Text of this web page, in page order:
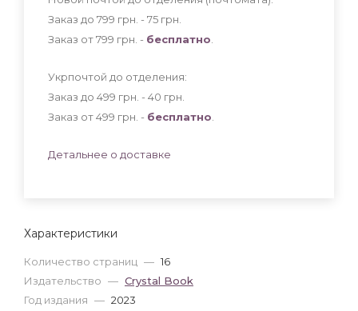
Характеристики
Количество страниц — 16
Издательство — Crystal Book
Год издания — 2023
Заказ до 799 грн. - 75 грн
Заказ от 799 грн. - бесплатно
Укрпочтой до отделения:
Заказ до 499 грн. - 40 грн
Заказ от 499 грн. - бесплатно
Детальнее о доставке